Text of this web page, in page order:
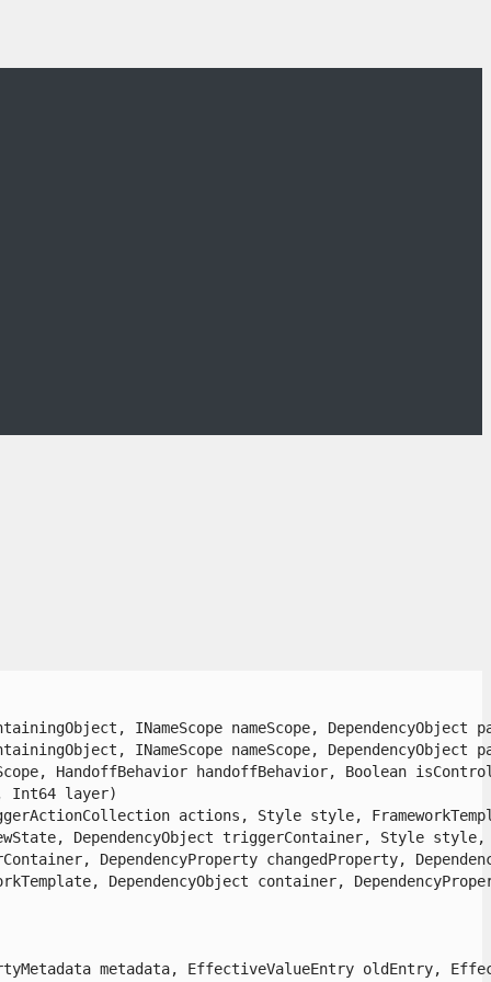
INameScope nameScope,
INameScope nameScope,
HandoffBehavior handoffBehavior, Boolean
Int64 layer)
actions, Style style,
DependencyObject triggerContainer, Style
DependencyProperty changedProperty,
DependencyObject container,
metadata, EffectiveValueEntry oldEntry,